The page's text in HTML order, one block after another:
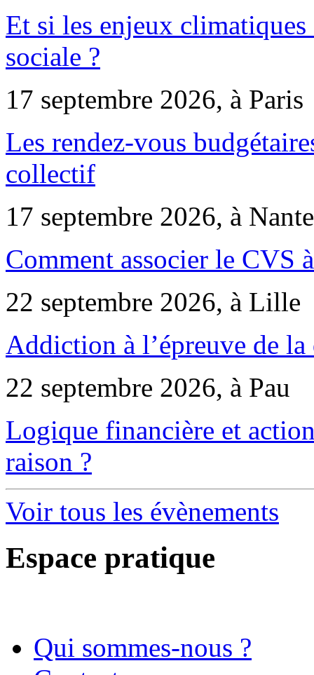
Et si les enjeux
sociale ?
17 septembre 2026, à Paris
Les rendez-vous
collectif
17 septembre 2026, à
Comment associer le CVS
22 septembre 2026, à Lille
Addiction à l’épreuve de
22 septembre 2026, à Pau
Logique financière et
raison ?
Voir tous les évènements
Espace pratique
Qui sommes-nous ?